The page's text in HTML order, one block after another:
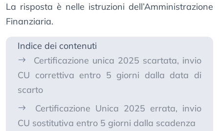
La risposta è nelle istruzioni dell’Amministrazione
Finanziaria.
Indice dei contenuti
Certificazione unica 2025 scartata, invio
CU correttiva entro 5 giorni dalla data di
scarto
Certificazione Unica 2025 errata, invio
CU sostitutiva entro 5 giorni dalla scadenza